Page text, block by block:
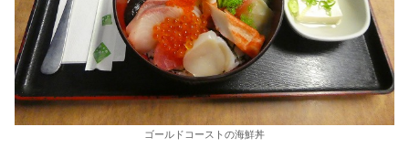
ゴールドコーストの海鮮丼